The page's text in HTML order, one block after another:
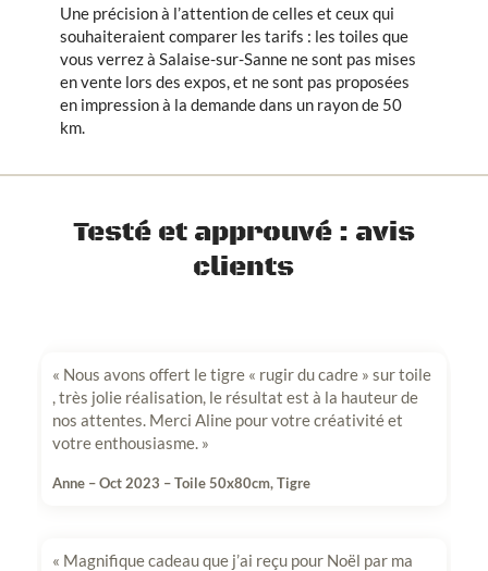
Une précision à l’attention de celles et ceux qui
souhaiteraient comparer les tarifs : les toiles que
vous verrez à Salaise-sur-Sanne ne sont pas mises
en vente lors des expos, et ne sont pas proposées
en impression à la demande dans un rayon de 50
km.
Testé et approuvé : avis
clients
« Nous avons offert le tigre « rugir du cadre » sur toile
, très jolie réalisation, le résultat est à la hauteur de
nos attentes. Merci Aline pour votre créativité et
votre enthousiasme. »
Anne – Oct 2023 – Toile 50x80cm, Tigre
« Magnifique cadeau que j’ai reçu pour Noël par ma